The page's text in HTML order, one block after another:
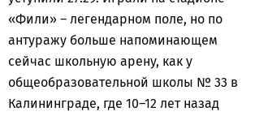
«Фили» – легендарном поле, но по
антуражу больше напоминающем
сейчас школьную арену, как у
общеобразовательной школы № 33 в
Калининграде, где 10–12 лет назад